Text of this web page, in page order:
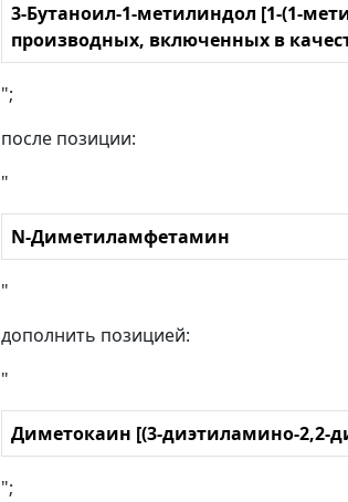
3-Бутаноил-1-метилиндол [1-(1-
производных, включенных в
";
после позиции:
"
N-Диметиламфетамин
"
дополнить позицией:
"
Диметокаин [(3-диэтиламино-2,2-
";